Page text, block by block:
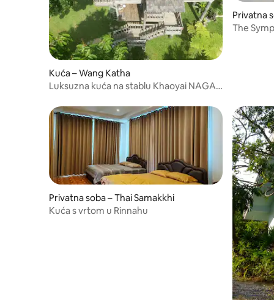
Kuća – Wang Katha
Luksuzna kuća na stablu Khaoyai NAGA
Privatna
The
Privatna soba – Thai Samakkhi
Kuća s vrtom u Rinnahu